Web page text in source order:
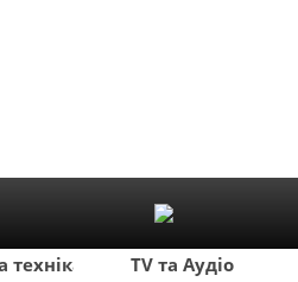
TV та Аудіо